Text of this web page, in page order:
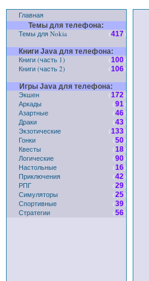
Главная
Темы для телефона:
Темы для Nokia (417)
Книги Java для телефона:
Книги (часть 1) (100)
Книги (часть 2)
(106)
Игры Java для телефона:
Экшен (172)
Аркады
(91)
Азартные
(46)
Драки
(43)
Экзотические
(133)
Гонки
(50)
Квесты
(18)
Логические
(90)
Настольные
(16)
Приключения
(42)
РПГ
(29)
Симуляторы
(25)
Спортивные
(39)
Стратегии
(56)